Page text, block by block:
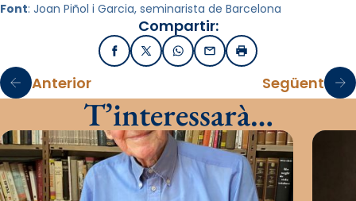
Font: Joan Piñol i Garcia, seminarista de Barcelona
Compartir:
FacebookX / TwitterWhatsApp
EmailImprimir
Anterior Següent
T’interessarà…